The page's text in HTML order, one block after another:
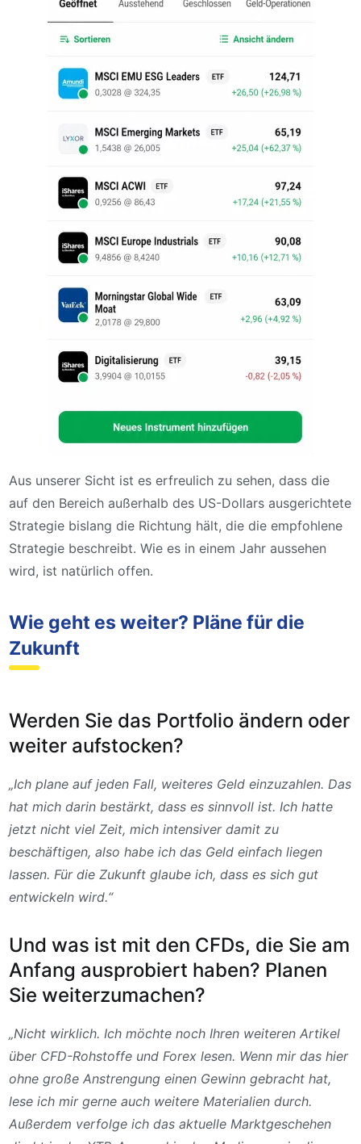
Aus unserer Sicht ist es erfreulich zu sehen, dass die
auf den Bereich außerhalb des US-Dollars ausgerichtete
Strategie bislang die Richtung hält, die die empfohlene
Strategie beschreibt. Wie es in einem Jahr aussehen
wird, ist natürlich offen.
Wie geht es weiter? Pläne für die
Zukunft
Werden Sie das Portfolio ändern oder
weiter aufstocken?
„Ich plane auf jeden Fall, weiteres Geld einzuzahlen. Das
hat mich darin bestärkt, dass es sinnvoll ist. Ich hatte
jetzt nicht viel Zeit, mich intensiver damit zu
beschäftigen, also habe ich das Geld einfach liegen
lassen. Für die Zukunft glaube ich, dass es sich gut
entwickeln wird.“
Und was ist mit den CFDs, die Sie am
Anfang ausprobiert haben? Planen
Sie weiterzumachen?
„Nicht wirklich. Ich möchte noch Ihren weiteren Artikel
über CFD-Rohstoffe und Forex lesen. Wenn mir das hier
ohne große Anstrengung einen Gewinn gebracht hat,
lese ich mir gerne auch weitere Materialien durch.
Außerdem verfolge ich das aktuelle Marktgeschehen